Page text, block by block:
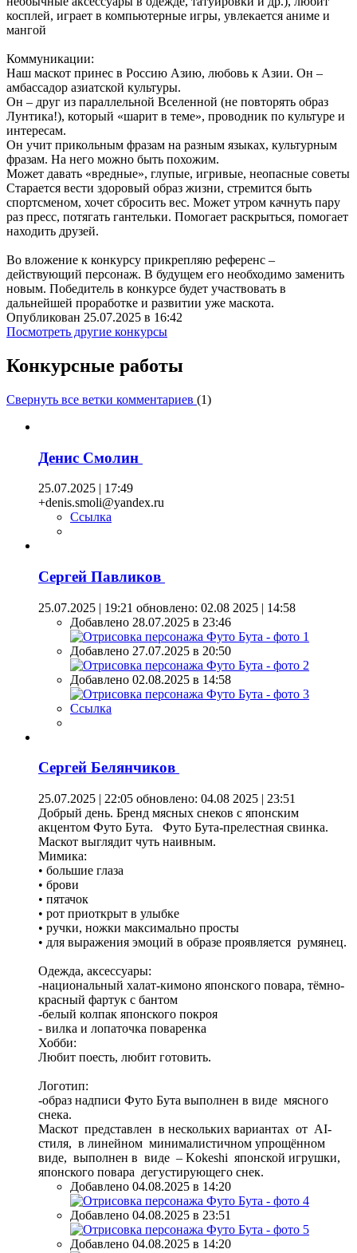
косплей, играет в компьютерные игры, увлекается аниме и
мангой
Коммуникации:
Наш маскот принес в Россию Азию, любовь к Азии. Он –
амбассадор азиатской культуры.
Он – друг из параллельной Вселенной (не повторять образ
Лунтика!), который «шарит в теме», проводник по культуре и
интересам.
Он учит прикольным фразам на разным языках, культурным
фразам. На него можно быть похожим.
Может давать «вредные», глупые, игривые, неопасные советы
Старается вести здоровый образ жизни, стремится быть
спортсменом, хочет сбросить вес. Может утром качнуть пару
раз пресс, потягать гантельки. Помогает раскрыться, помогает
находить друзей.
Во вложение к конкурсу прикрепляю референс –
действующий персонаж. В будущем его необходимо заменить
новым. Победитель в конкурсе будет участвовать в
дальнейшей проработке и развитии уже маскота.
Опубликован 25.07.2025 в 16:42
Посмотреть другие конкурсы
Конкурсные работы
Свернуть все ветки комментариев (1)
Денис Смолин
25.07.2025 | 17:49
+denis.smoli@yandex.ru
Ссылка
Сергей Павликов
25.07.2025 | 19:21 обновлено: 02.08 2025 | 14:58
Добавлено 28.07.2025 в 23:46
Добавлено 27.07.2025 в 20:50
Добавлено 02.08.2025 в 14:58
Ссылка
Сергей Белянчиков
25.07.2025 | 22:05 обновлено: 04.08 2025 | 23:51
Добрый день. Бренд мясных снеков с японским
акцентом Футо Бута. Футо Бута-прелестная свинка.
Маскот выглядит чуть наивным.
Мимика:
• большие глаза
• брови
• пятачок
• рот приоткрыт в улыбке
• ручки, ножки максимально просты
• для выражения эмоций в образе проявляется румянец.
Одежда, аксессуары:
-национальный халат-кимоно японского повара, тёмно-
красный фартук с бантом
-белый колпак японского покроя
- вилка и лопаточка поваренка
Хобби:
Любит поесть, любит готовить.
Логотип:
-образ надписи Футо Бута выполнен в виде мясного
снека.
Маскот представлен в нескольких вариантах от AI-
стиля, в линейном минималистичном упрощённом
виде, выполнен в виде – Kokeshi японской игрушки,
японского повара дегустирующего снек.
Добавлено 04.08.2025 в 14:20
Добавлено 04.08.2025 в 23:51
Добавлено 04.08.2025 в 14:20